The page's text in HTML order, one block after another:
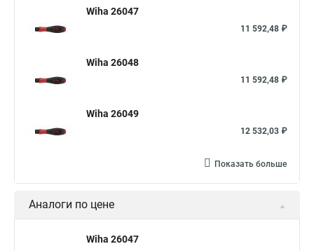
Wiha 26047
11 592,48 ₽
Wiha 26048
11 592,48 ₽
Wiha 26049
12 532,03 ₽
Показать больше
Аналоги по цене
Wiha 26047